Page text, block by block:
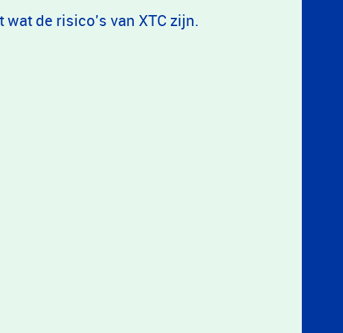
wat de risico's van XTC zijn.